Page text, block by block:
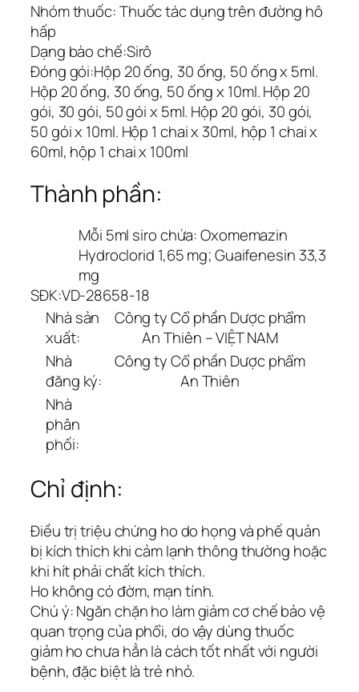
Nhóm thuốc:Thuốc tác dụng trên đường hô
hấp
Dạng bào chế:Sirô
Đóng gói:Hộp 20 ống, 30 ống, 50 ống x 5ml.
Hộp 20 ống, 30 ống, 50 ống x 10ml. Hộp 20
gói, 30 gói, 50 gói x 5ml. Hộp 20 gói, 30 gói,
50 gói x 10ml. Hộp 1 chai x 30ml, hộp 1 chai x
60ml, hộp 1 chai x 100ml
Thành phần:
Mỗi 5ml siro chứa: Oxomemazin
Hydroclorid 1,65 mg; Guaifenesin 33,3
mg
SĐK:VD-28658-18
Nhà sản
xuất:
Công ty Cổ phần Dược phẩm
An Thiên – VIỆT NAM
Nhà
đăng ký:
Công ty Cổ phần Dược phẩm
An Thiên
Nhà
phân
phối:
Chỉ định:
Ðiều trị triệu chứng ho do họng và phế quản
bị kích thích khi cảm lạnh thông thường hoặc
khi hít phải chất kích thích.
Ho không có đờm, mạn tính.
Chú ý: Ngăn chặn ho làm giảm cơ chế bảo vệ
quan trọng của phổi, do vậy dùng thuốc
giảm ho chưa hẳn là cách tốt nhất với người
bệnh, đặc biệt là trẻ nhỏ.